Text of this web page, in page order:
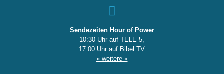
Sendezeiten Hour of Power
10:30 Uhr auf TELE 5,
17:00 Uhr auf Bibel TV
» weitere «